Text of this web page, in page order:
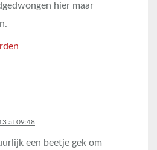
hier maar
at 09:48
een beetje gek om